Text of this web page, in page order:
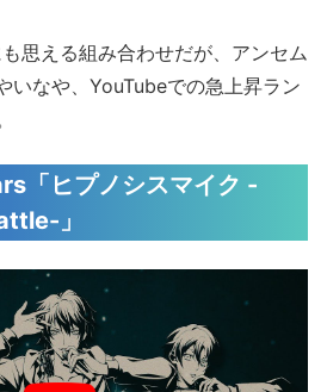
思える組み合わせだが、アンセム
いなや、YouTubeでの急上昇ラン
「ヒプノシスマイク -
」